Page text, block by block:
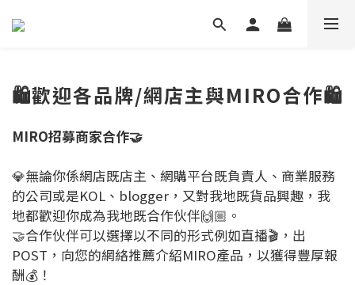
🛍️歡迎各品牌/網店主與MIRO合作🛍️
MIRO招募商家合作🤝
💎無論你係網店既店主、網購平台既負責人、商業服務
的公司或是KOL、blogger，又對我地既貨品興趣，我
地都歡迎你成為我地既合作伙伴🙌🏼。
🤝合作伙伴可以選擇以不同的形式例如直播🎬，出
POST，向您的網絡推薦介紹MIRO產品，以獲得豐厚報
酬💰！